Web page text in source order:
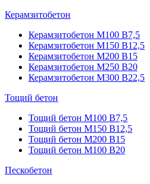
Керамзитобетон
Керамзитобетон М100 В7,5
Керамзитобетон М150 В12,5
Керамзитобетон М200 В15
Керамзитобетон М250 В20
Керамзитобетон М300 В22,5
Тощий бетон
Тощий бетон М100 В7,5
Тощий бетон М150 В12,5
Тощий бетон М200 В15
Тощий бетон М100 В20
Пескобетон